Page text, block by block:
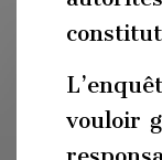
vouloir